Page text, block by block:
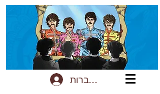
להתחברות